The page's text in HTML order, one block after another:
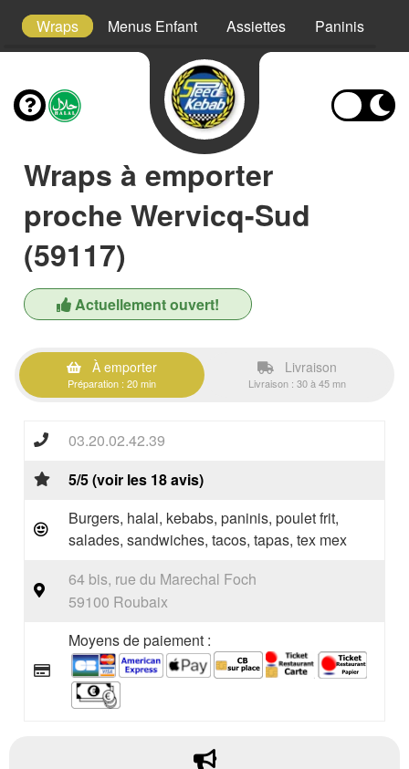
Wraps Menus Enfant Assiettes Paninis
Wraps à emporter
proche Wervicq-Sud
(59117)
Actuellement ouvert!
À emporter
Préparation : 20 min
Livraison
Livraison : 30 à 45 mn
03.20.02.42.39
5/5 (voir les 18 avis)
Burgers, halal, kebabs, paninis, poulet frit,
salades, sandwiches, tacos, tapas, tex mex
64 bis, rue du Marechal Foch
59100 Roubaix
Moyens de paiement :